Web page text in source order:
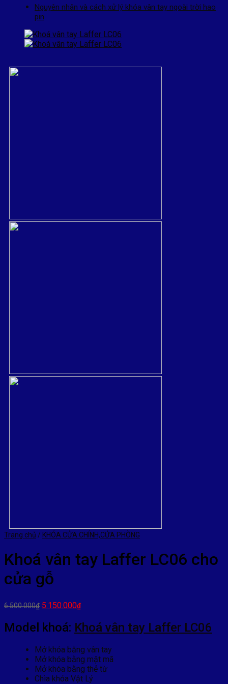
Nguyên nhân và cách xử lý khóa vân tay ngoài trời hao
pin
Trang chủ / KHÓA CỬA CHÍNH,CỬA PHÒNG
Khoá vân tay Laffer LC06 cho
cửa gỗ
6.500.000₫ Giá
là:
6.500.000₫.
5.150.000₫Giá
tại
là:
Model khoá: Khoá vân tay Laffer LC06
Mở khóa bằng vân tay
Mở khóa bằng mật mã
Mở khóa bằng thẻ từ
Chìa khóa Vật Lý